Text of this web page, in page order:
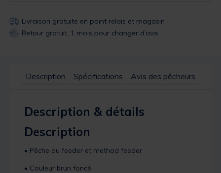
Livraison gratuite en point relais et magasin
Retour gratuit, 1 mois pour changer d’avis
Description Spécifications Avis des pêcheurs
Description & détails
Description
• Pêche au feeder et method feeder
• Couleur brun foncé